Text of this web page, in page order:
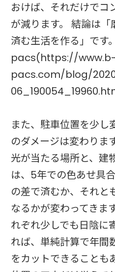
おけば、それだけでコ
が減ります。 結論は
済む生活を作る」です
pacs(https://www.b-
pacs.com/blog/
また、駐車位置を少し
のダメージは変わりま
光が当たる場所と、建
は、5年での色あせ具
の差で済むか、それと
なるかが変わってきま
れぞれ少しでも日陰に
れば、単純計算で年間
をカットできることも